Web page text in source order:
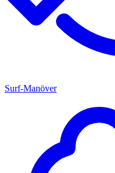
Surf-Manöver